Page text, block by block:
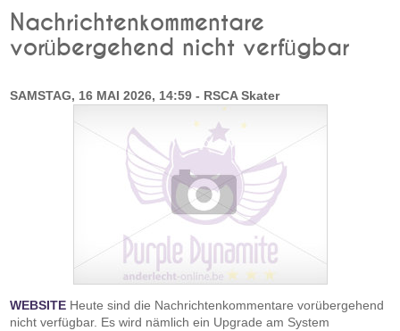
Nachrichtenkommentare
vorübergehend nicht verfügbar
SAMSTAG, 16 MAI 2026, 14:59 - RSCA Skater
WEBSITE Heute sind die Nachrichtenkommentare vorübergehend
nicht verfügbar. Es wird nämlich ein Upgrade am System